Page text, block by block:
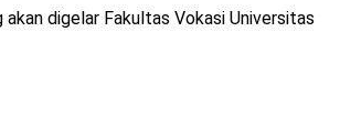
digelar Fakultas Vokasi Universitas